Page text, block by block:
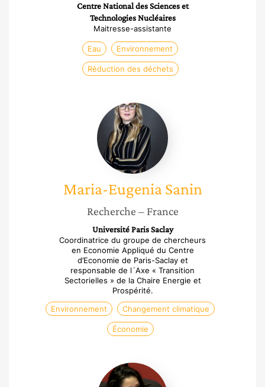
Centre National des Sciences et
Technologies Nucléaires
Maitresse-assistante
Eau Environnement
Réduction des déchets
Maria-
Eugenia
Sanin
Maria-Eugenia Sanin
Recherche – France
Université Paris Saclay
Coordinatrice du groupe de chercheurs
en Economie Appliqué du Centre
d’Economie de Paris-Saclay et
responsable de l´Axe « Transition
Sectorielles » de la Chaire Energie et
Prospérité.
Environnement
Changement climatique
Économie
Clémence
Dubois